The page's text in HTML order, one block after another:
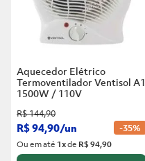
Aquecedor Elétrico
Termoventilador Ventisol A1
1500W / 110V
R$144,90
R$94,90/un -35%
Ou em até 1xde R$ 94,90